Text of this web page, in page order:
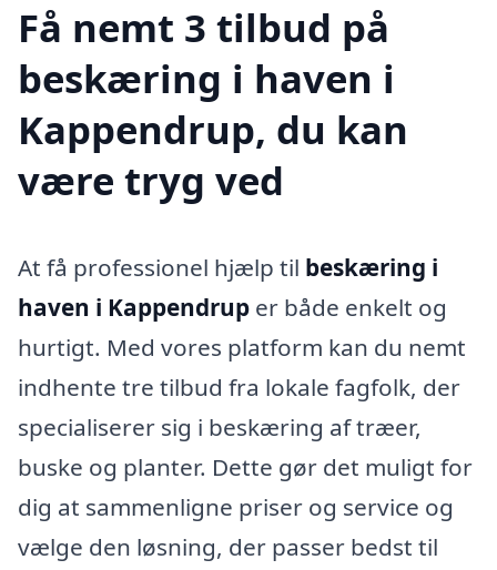
Få nemt 3 tilbud på
beskæring i haven i
Kappendrup, du kan
være tryg ved
At få professionel hjælp til beskæring i
haven i Kappendrup er både enkelt og
hurtigt. Med vores platform kan du nemt
indhente tre tilbud fra lokale fagfolk, der
specialiserer sig i beskæring af træer,
buske og planter. Dette gør det muligt for
dig at sammenligne priser og service og
vælge den løsning, der passer bedst til